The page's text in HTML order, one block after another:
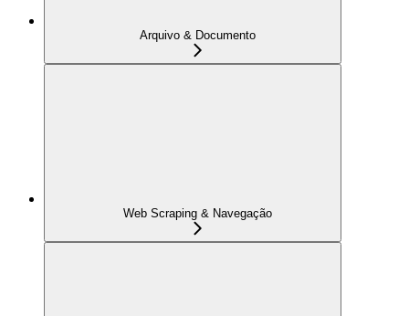
Arquivo & Documento
Web Scraping & Navegação